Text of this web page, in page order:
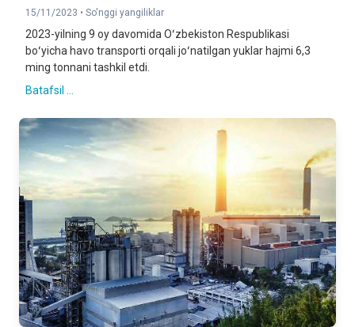
15/11/2023 • So'nggi yangiliklar
2023-yilning 9 oy davomida Oʻzbekiston Respublikasi
boʻyicha havo transporti orqali joʻnatilgan yuklar hajmi 6,3
ming tonnani tashkil etdi.
Batafsil ...